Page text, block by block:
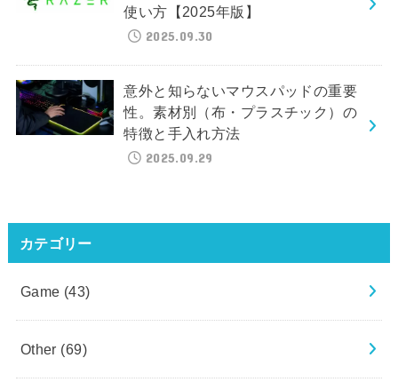
使い方【2025年版】
2025.09.30
意外と知らないマウスパッドの重要
性。素材別（布・プラスチック）の
特徴と手入れ方法
2025.09.29
カテゴリー
Game (43)
Other (69)